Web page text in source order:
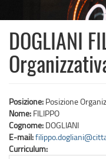
DOGLIANI
Posizione: Posizione
Nome: FILIPPO
Cognome: DOGLIANI
E-mail:
Curriculum: